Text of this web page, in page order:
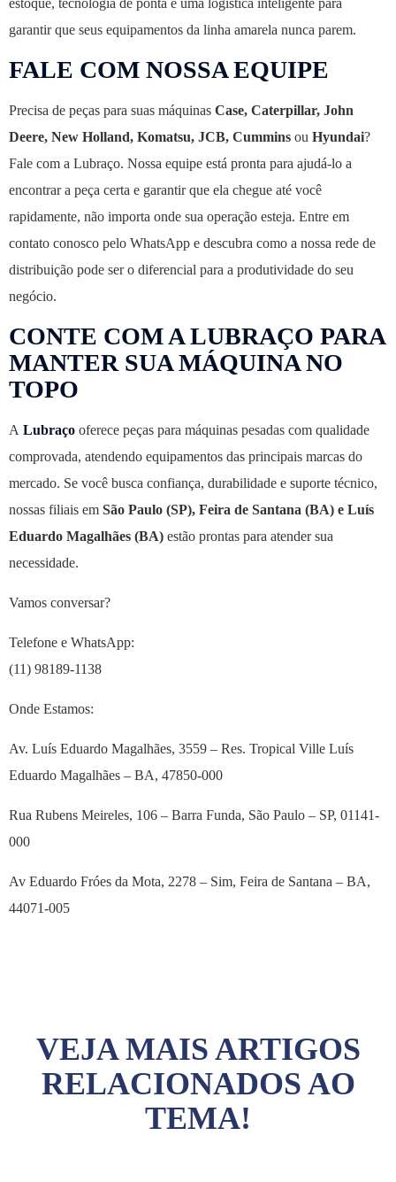
garantir que seus equipamentos da linha amarela nunca parem.
FALE COM NOSSA EQUIPE
Precisa de peças para suas máquinas Case, Caterpillar, John
Deere, New Holland, Komatsu, JCB, Cummins ou Hyundai?
Fale com a Lubraço. Nossa equipe está pronta para ajudá-lo a
encontrar a peça certa e garantir que ela chegue até você
rapidamente, não importa onde sua operação esteja. Entre em
contato conosco pelo WhatsApp e descubra como a nossa rede de
distribuição pode ser o diferencial para a produtividade do seu
negócio.
CONTE COM A LUBRAÇO PARA
MANTER SUA MÁQUINA NO
TOPO
A Lubraço oferece peças para máquinas pesadas com qualidade
comprovada, atendendo equipamentos das principais marcas do
mercado. Se você busca confiança, durabilidade e suporte técnico,
nossas filiais em São Paulo (SP), Feira de Santana (BA) e Luís
Eduardo Magalhães (BA) estão prontas para atender sua
necessidade.
Vamos conversar?
Telefone e WhatsApp:
(11) 98189-1138
Onde Estamos:
Av. Luís Eduardo Magalhães, 3559 – Res. Tropical Ville Luís
Eduardo Magalhães – BA, 47850-000
Rua Rubens Meireles, 106 – Barra Funda, São Paulo – SP, 01141-
000
Av Eduardo Fróes da Mota, 2278 – Sim, Feira de Santana – BA,
44071-005
VEJA MAIS ARTIGOS
RELACIONADOS AO
TEMA!